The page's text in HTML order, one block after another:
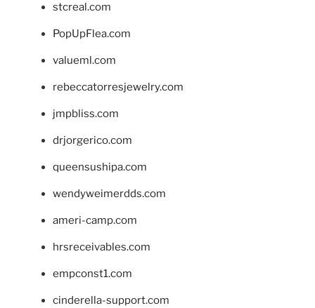
stcreal.com
PopUpFlea.com
valueml.com
rebeccatorresjewelry.com
jmpbliss.com
drjorgerico.com
queensushipa.com
wendyweimerdds.com
ameri-camp.com
hrsreceivables.com
empconst1.com
cinderella-support.com